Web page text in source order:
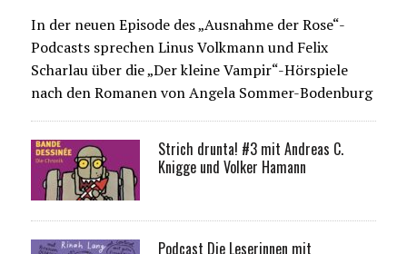
In der neuen Episode des „Ausnahme der Rose“-
Podcasts sprechen Linus Volkmann und Felix
Scharlau über die „Der kleine Vampir“-Hörspiele
nach den Romanen von Angela Sommer-Bodenburg
Strich drunta! #3 mit Andreas C.
Knigge und Volker Hamann
Podcast Die Leserinnen mit